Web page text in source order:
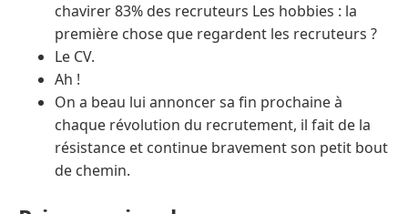
chavirer 83% des recruteurs Les hobbies : la
première chose que regardent les recruteurs ?
Le CV.
Ah !
On a beau lui annoncer sa fin prochaine à
chaque révolution du recrutement, il fait de la
résistance et continue bravement son petit bout
de chemin.